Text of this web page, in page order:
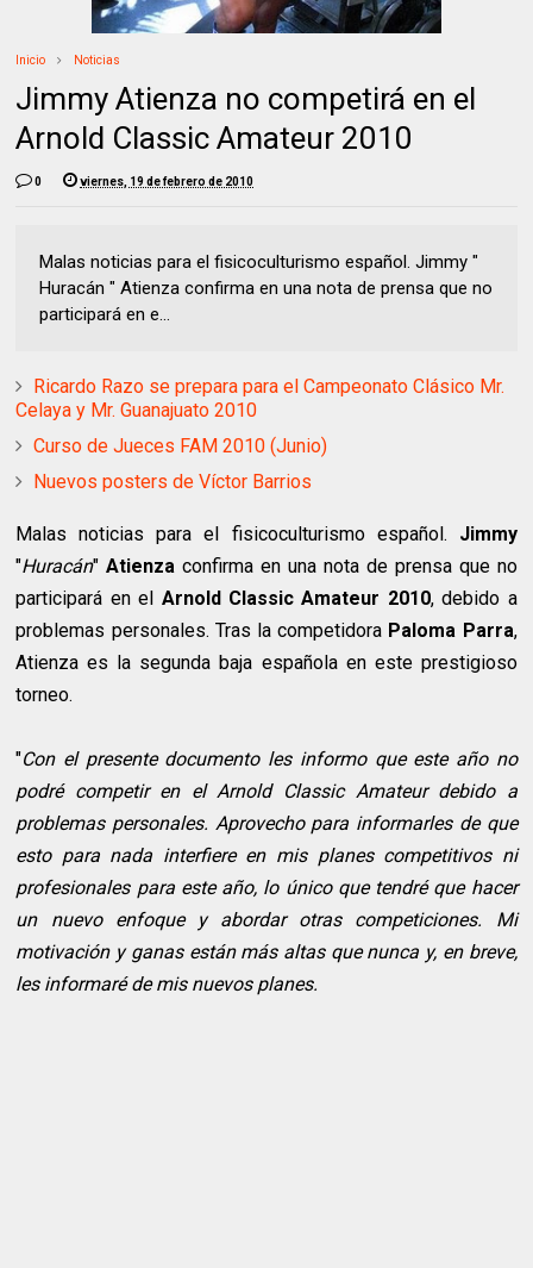
Inicio Noticias
Jimmy Atienza no competirá en el
Arnold Classic Amateur 2010
0 viernes, 19 de febrero de 2010
Malas noticias para el fisicoculturismo español. Jimmy "
Huracán " Atienza confirma en una nota de prensa que no
participará en e...
Ricardo Razo se prepara para el Campeonato Clásico Mr.
Celaya y Mr. Guanajuato 2010
Curso de Jueces FAM 2010 (Junio)
Nuevos posters de Víctor Barrios
Malas noticias para el fisicoculturismo español. Jimmy
"Huracán"Atienza confirma en una nota de prensa que no
participará en el Arnold Classic Amateur 2010, debido a
problemas personales. Tras la competidora Paloma Parra,
Atienza es la segunda baja española en este prestigioso
torneo.
"Con el presente documento les informo que este año no
podré competir en el Arnold Classic Amateur debido a
problemas personales. Aprovecho para informarles de que
esto para nada interfiere en mis planes competitivos ni
profesionales para este año, lo único que tendré que hacer
un nuevo enfoque y abordar otras competiciones. Mi
motivación y ganas están más altas que nunca y, en breve,
les informaré de mis nuevos planes.